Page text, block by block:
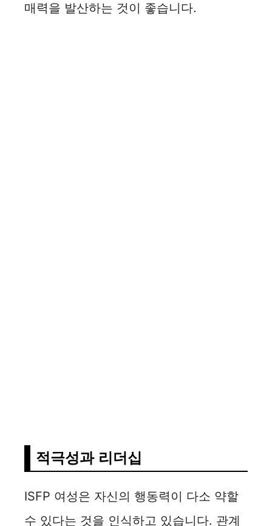
매력을 발산하는 것이 좋습니다.
적극성과 리더십
ISFP 여성은 자신의 행동력이 다소 약할
수 있다는 것을 인식하고 있습니다. 관계